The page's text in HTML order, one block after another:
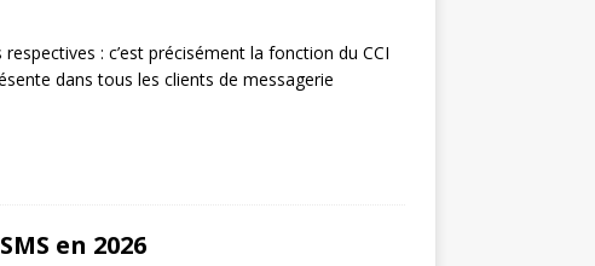
: c’est précisément la fonction du CCI
dans tous les clients de messagerie
en 2026